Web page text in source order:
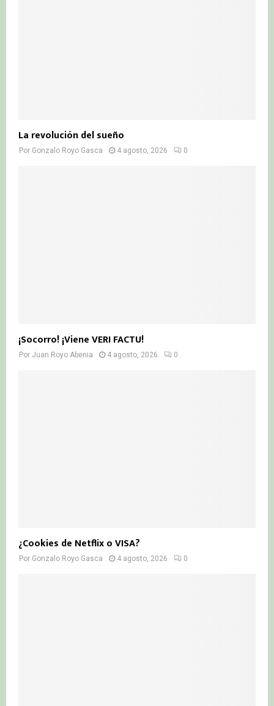
La revolución del sueño
Por Gonzalo Royo Gasca 4 agosto, 2026 0
¡Socorro! ¡Viene VERI FACTU!
Por Juan Royo Abenia 4 agosto, 2026 0
¿Cookies de Netflix o VISA?
Por Gonzalo Royo Gasca 4 agosto, 2026 0